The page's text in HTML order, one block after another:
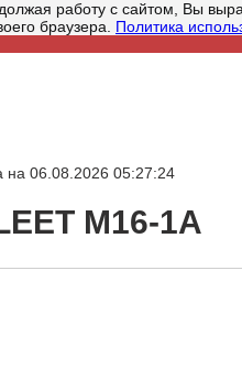
работу с сайтом, Вы
браузера. Политика
на 06.08.2026 05:27:24
M16-1A